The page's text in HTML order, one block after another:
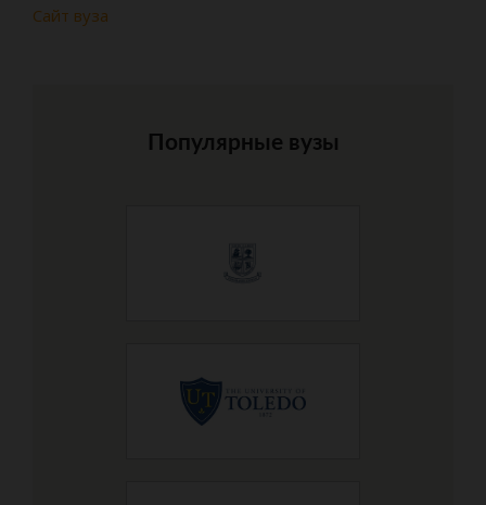
Сайт вуза
Популярные вузы